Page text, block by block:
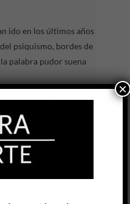
ido en los últimos años
psiquismo, bordes de
palabra pudor suena
al infinito
×